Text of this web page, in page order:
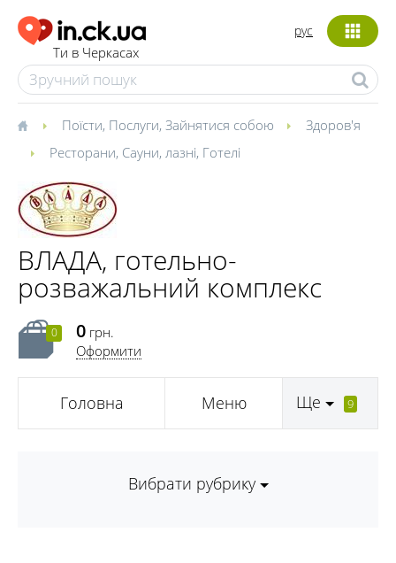
Ти в Черкасах
рус
Поїсти, Послуги, Зайнятися собою
Здоров'я
Ресторани, Сауни, лазні, Готелі
ВЛАДА, готельно-
розважальний комплекс
0 0 грн.
Оформити
Головна Меню Ще 9
Вибрати рубрику